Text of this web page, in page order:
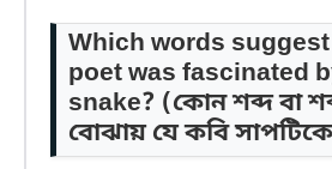
Which words
poet was fascinated
snake? (কোন শব্দ বা
বোঝায় যে কবি